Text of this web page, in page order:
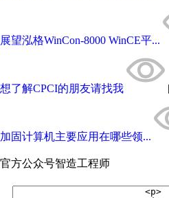
展望泓格WinCon-8000 WinCE平...
想了解CPCI的朋友请找我
加固计算机主要应用在哪些领...
官方公众号智造工程师